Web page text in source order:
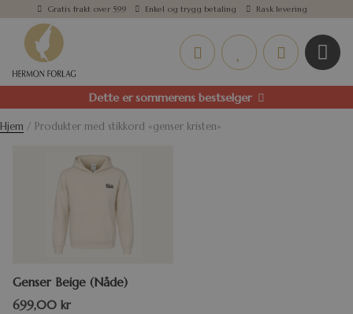
Gratis frakt over 599 Enkel og trygg betaling Rask levering
Dette er sommerens bestselger
Hjem / Produkter med stikkord «genser kristen»
Genser Beige (Nåde)
699,00 kr